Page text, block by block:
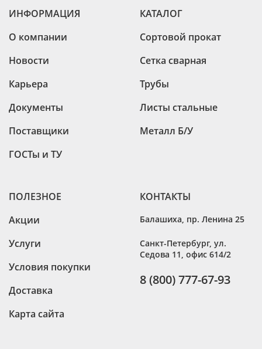
ИНФОРМАЦИЯ
О компании
Новости
Карьера
Документы
Поставщики
ГОСТы и ТУ
КАТАЛОГ
Сортовой прокат
Сетка сварная
Трубы
Листы стальные
Металл Б/У
ПОЛЕЗНОЕ
Акции
Услуги
Условия покупки
Доставка
Карта сайта
КОНТАКТЫ
Балашиха пр. Ленина 25
Санкт-Петербург, ул.
Седова 11, офис 614/2
8 (800) 777-67-93